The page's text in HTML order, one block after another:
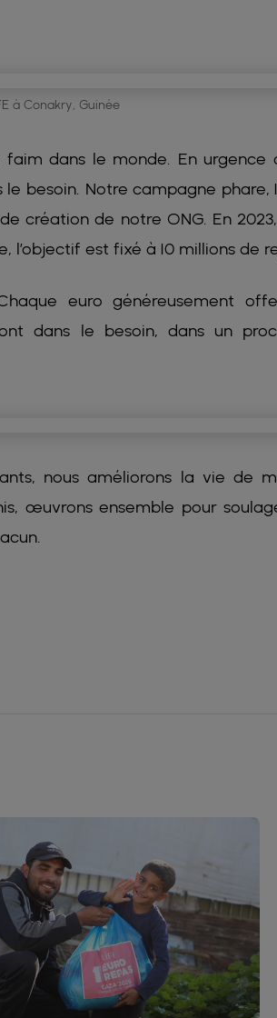
à Conakry, Guinée
dans le monde. En urgence
besoin. Notre campagne phare,
création de notre ONG. En
l’objectif est fixé à 10 millions de
euro généreusement
dans le besoin, dans un
nous améliorons la vie de
œuvrons ensemble pour